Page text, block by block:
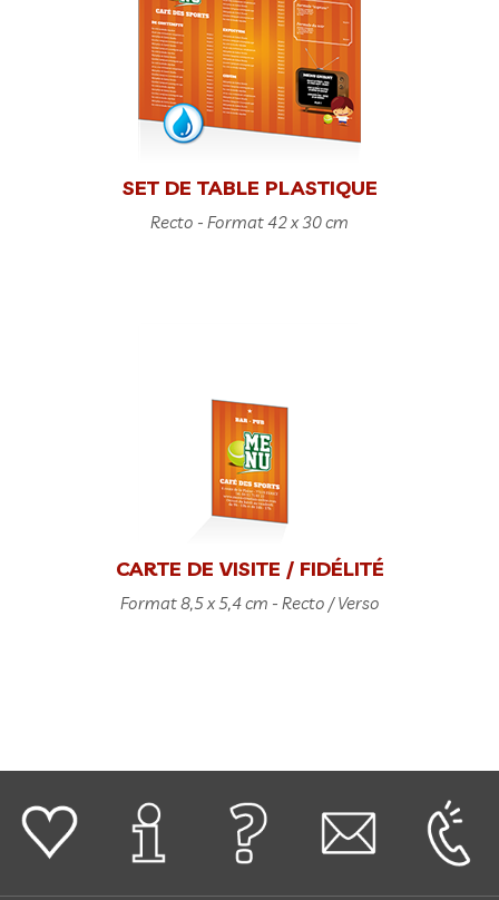
SET DE TABLE PLASTIQUE
Recto - Format 42 x 30 cm
CARTE DE VISITE / FIDÉLITÉ
Format 8,5 x 5,4 cm - Recto / Verso